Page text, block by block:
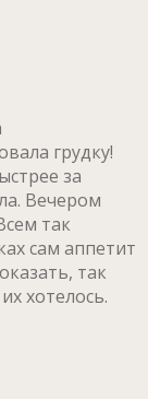
грудку!
за
Вечером
так
сам аппетит
так
хотелось.